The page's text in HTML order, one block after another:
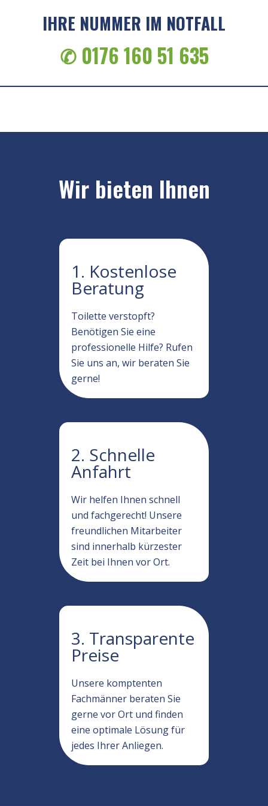
IHRE NUMMER IM NOTFALL
✆ 0176 160 51 635
Wir bieten Ihnen
1. Kostenlose
Beratung
Toilette verstopft?
Benötigen Sie eine
professionelle Hilfe? Rufen
Sie uns an, wir beraten Sie
gerne!
2. Schnelle
Anfahrt
Wir helfen Ihnen schnell
und fachgerecht! Unsere
freundlichen Mitarbeiter
sind innerhalb kürzester
Zeit bei Ihnen vor Ort.
3. Transparente
Preise
Unsere komptenten
Fachmänner beraten Sie
gerne vor Ort und finden
eine optimale Lösung für
jedes Ihrer Anliegen.